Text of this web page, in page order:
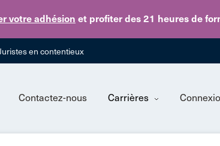
votre adhésion et profiter des 21 heures de
Skip to main content
en contentieux
Contactez-nous Carrières